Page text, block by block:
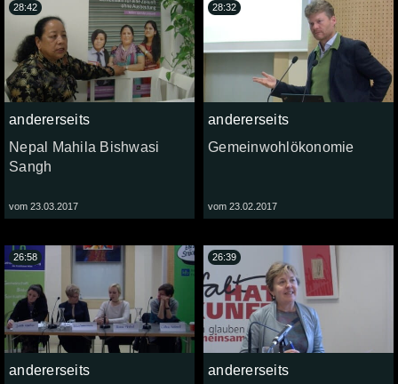
andererseits
Nepal Mahila Bishwasi
Sangh
vom 23.03.2017
28:42
andererseits
Gemeinwohlökonomie
vom 23.02.2017
28:32
andererseits
26:58
andererseits
26:39